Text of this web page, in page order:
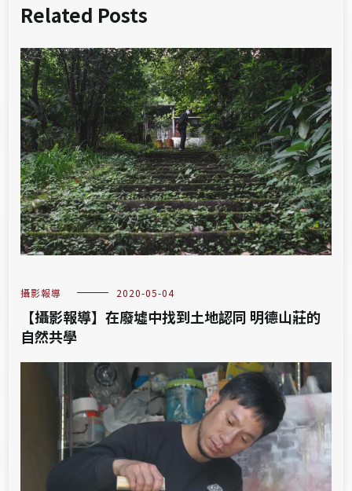
Related Posts
攝影報導 2020-05-04
【攝影報導】在廢墟中找到土地認同 明德山莊的
自然共學